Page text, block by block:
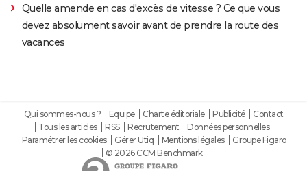
Quelle amende en cas d'excès de vitesse ? Ce que vous
devez absolument savoir avant de prendre la route des
vacances
Qui sommes-nous ? Equipe Charte éditoriale Publicité
Contact
Tous les articles
RSS Recrutement
Données personnelles
Paramétrer les cookies
Gérer Utiq Mentions légales
Groupe Figaro
© 2026 CCM Benchmark